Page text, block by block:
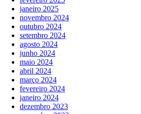
janeiro 2025
novembro 2024
outubro 2024
setembro 2024
agosto 2024
junho 2024
maio 2024
abril 2024
março 2024
fevereiro 2024
janeiro 2024
dezembro 2023